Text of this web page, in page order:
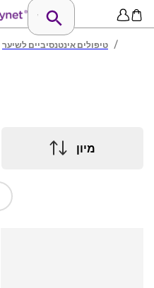
טיפולים אינטנסיביים לשיער /
מיון